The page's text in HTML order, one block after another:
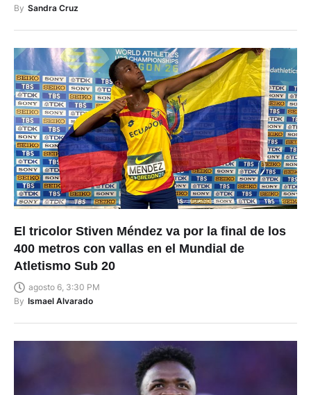
By Sandra Cruz
El tricolor Stiven Méndez va por la final de los
400 metros con vallas en el Mundial de
Atletismo Sub 20
agosto 6, 3:30 PM
By Ismael Alvarado